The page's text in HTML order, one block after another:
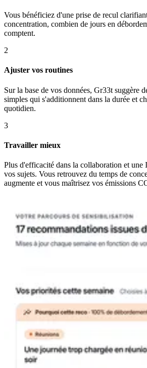
Vous bénéficiez d'une prise de recul
concentration, combien de jours en
comptent.
2
Ajuster vos routines
Sur la base de vos données, Gr33t suggère
simples qui s'additionnent dans la durée et
quotidien.
3
Travailler mieux
Plus d'efficacité dans la collaboration et une
vos sujets. Vous retrouvez du temps de
augmente et vous maîtrisez vos émissions